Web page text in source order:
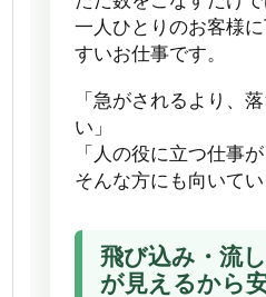
一人ひとりのお客様
すいお仕事です。
「急がされるより、
い」
「人の役に立つ仕事が
そんな方にも向いて
飛び込み・流
が見えるから